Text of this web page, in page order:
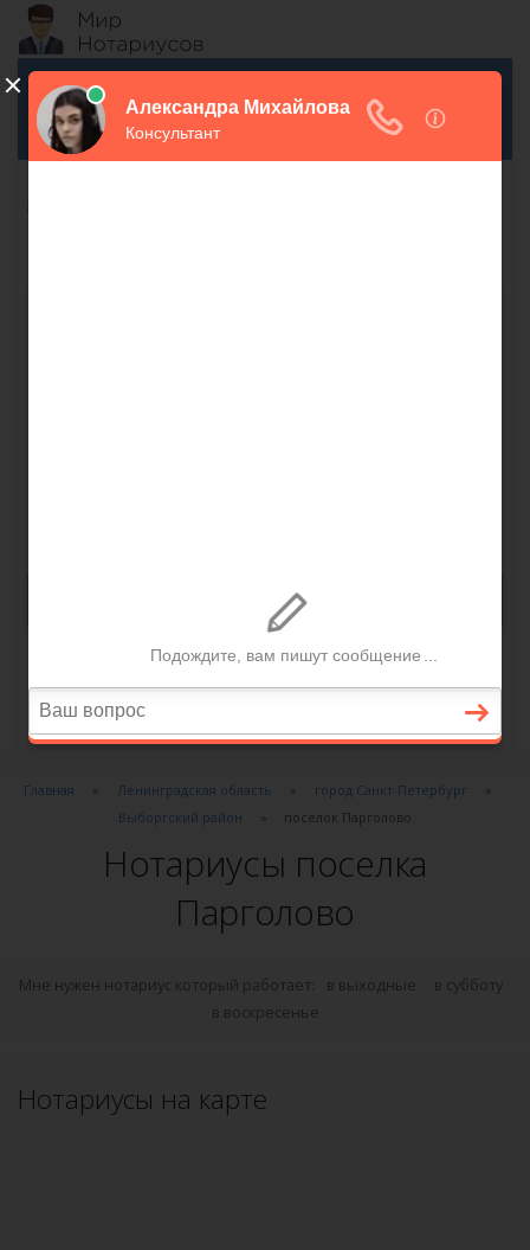
Главная Ленинградская область
город Санкт-Петербург
Выборгский район
поселок Парголово
Нотариусы поселка
Парголово
Мне нужен нотариус который работает: в выходные
в субботу
в воскресенье
Нотариусы на карте